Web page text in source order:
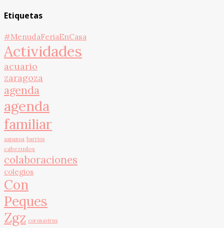
Etiquetas
#MenudaFeriaEnCasa
Actividades
acuario
zaragoza
agenda
agenda
familiar
aspanoa barrios
cabezudos
colaboraciones
colegios
Con
Peques
Zgz coronavirus